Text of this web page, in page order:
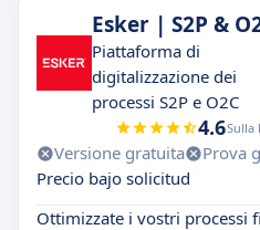
Esker | S2P &
Piattaforma di
digitalizzazione dei
processi S2P e O2C
4.6Sulla
Versione gratuita Prova
Precio bajo solicitud
Ottimizzate i vostri processi